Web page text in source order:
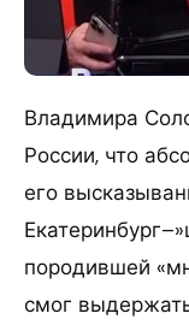
Владимира
России, что
его
породившей
смог